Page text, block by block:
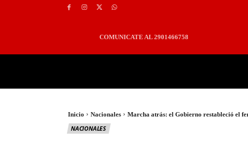
COMUNICATE AL 2901466758
Inicio Nacionales Marcha atrás: el Gobierno restableció el
NACIONALES